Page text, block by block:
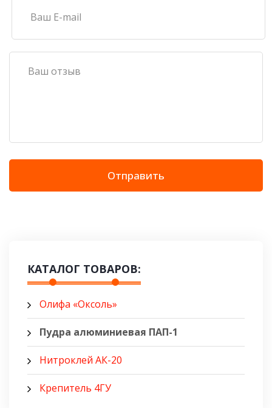
Отправить
КАТАЛОГ ТОВАРОВ:
Олифа «Оксоль»
Пудра алюминиевая ПАП-1
Нитроклей АК-20
Крепитель 4ГУ